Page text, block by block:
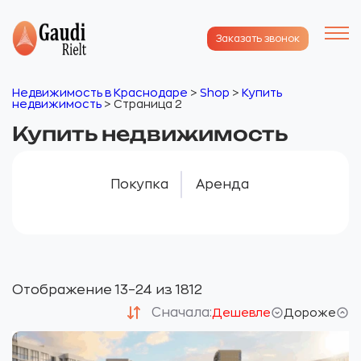
Заказать звонок
Недвижимость в Краснодаре > Shop > Купить
недвижимость > Страница 2
Купить недвижимость
Покупка Аренда
Отображение 13–24 из 1812
Сначала:Дешевле Дороже